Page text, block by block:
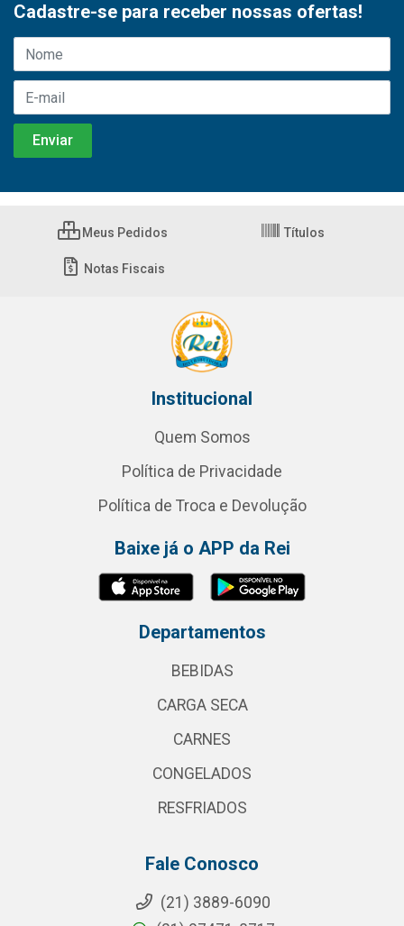
Cadastre-se para receber nossas ofertas!
Meus Pedidos Títulos
Notas Fiscais
Institucional
Quem Somos
Política de Privacidade
Política de Troca e Devolução
Baixe já o APP da Rei
Departamentos
BEBIDAS
CARGA SECA
CARNES
CONGELADOS
RESFRIADOS
Fale Conosco
(21) 3889-6090